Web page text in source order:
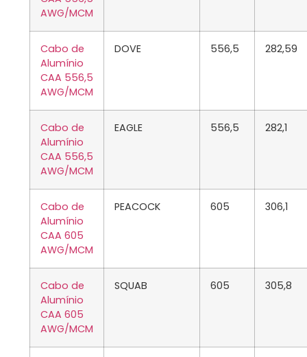
AWG/MCM
Cabo de
Alumínio
CAA 556,5
AWG/MCM
DOVE 556,5 282,59
Cabo de
Alumínio
CAA 556,5
AWG/MCM
EAGLE 556,5 282,1
Cabo de
Alumínio
CAA 605
AWG/MCM
PEACOCK 605 306,1
Cabo de
Alumínio
CAA 605
AWG/MCM
SQUAB 605 305,8